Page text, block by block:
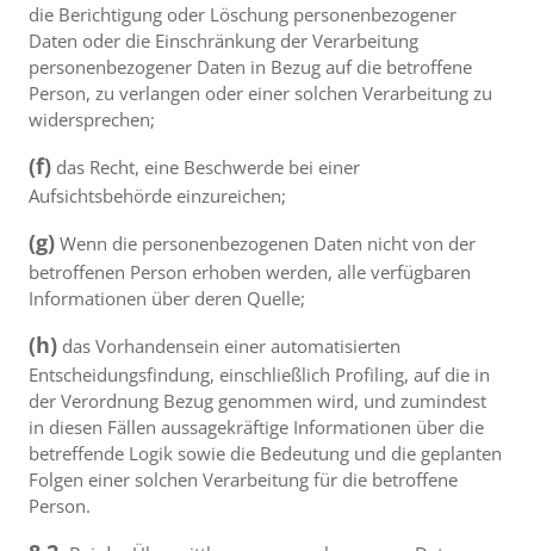
die Berichtigung oder Löschung personenbezogener
Daten oder die Einschränkung der Verarbeitung
personenbezogener Daten in Bezug auf die betroffene
Person, zu verlangen oder einer solchen Verarbeitung zu
widersprechen;
(f) das Recht, eine Beschwerde bei einer
Aufsichtsbehörde einzureichen;
(g) Wenn die personenbezogenen Daten nicht von der
betroffenen Person erhoben werden, alle verfügbaren
Informationen über deren Quelle;
(h) das Vorhandensein einer automatisierten
Entscheidungsfindung, einschließlich Profiling, auf die in
der Verordnung Bezug genommen wird, und zumindest
in diesen Fällen aussagekräftige Informationen über die
betreffende Logik sowie die Bedeutung und die geplanten
Folgen einer solchen Verarbeitung für die betroffene
Person.